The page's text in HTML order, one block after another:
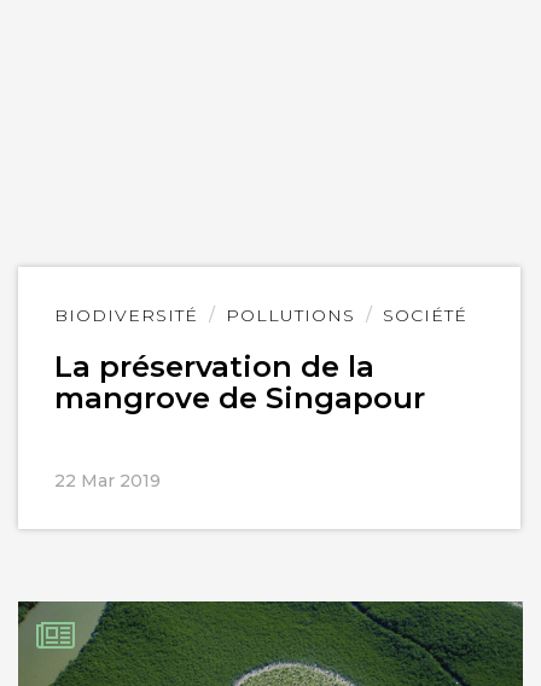
BIODIVERSITÉ POLLUTIONS SOCIÉTÉ
La préservation de la
mangrove de Singapour
22 Mar 2019
Lire